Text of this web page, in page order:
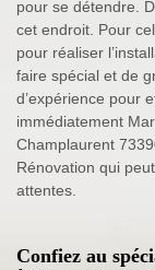
pour se détendre.
cet endroit. Pour
pour réaliser
faire spécial et de
d’expérience pour
immédiatement
Champlaurent
Rénovation qui
attentes.
Confiez au